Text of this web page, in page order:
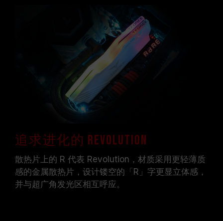
十铨科技的内存模块皆在正常电压情况下进行验
证，若有处理器或主板故障状况，请联系处理器或
主板相关售后服务。
追求进化的 Revolution
散热片上的 R 代表 Revolution，材质采用更轻薄质
感的金属散热片，设计镂空的「R」字更显立体感，
并与超广角发光区相互呼应。